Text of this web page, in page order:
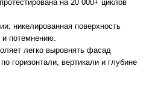
на 20 000+ циклов
никелированная поверхность
и потемнению.
легко выровнять фасад
горизонтали, вертикали и глубине